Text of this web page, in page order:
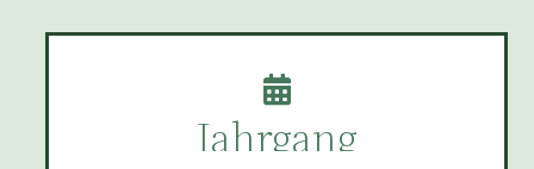
Jahrgang